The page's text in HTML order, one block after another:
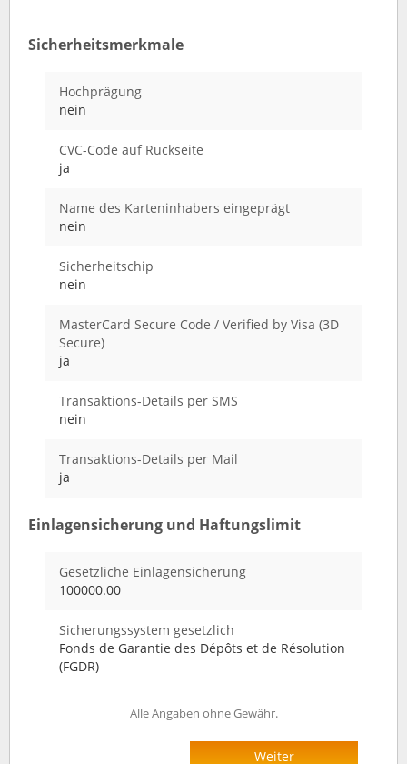
Sicherheitsmerkmale
Hochprägung
nein
CVC-Code auf Rückseite
ja
Name des Karteninhabers eingeprägt
nein
Sicherheitschip
nein
MasterCard Secure Code / Verified by Visa (3D
Secure)
ja
Transaktions-Details per SMS
nein
Transaktions-Details per Mail
ja
Einlagensicherung und Haftungslimit
Gesetzliche Einlagensicherung
100000.00
Sicherungssystem gesetzlich
Fonds de Garantie des Dépôts et de Résolution
(FGDR)
Alle Angaben ohne Gewähr.
Weiter